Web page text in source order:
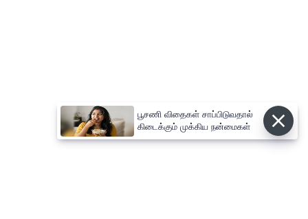
பூசணி விதைகள் சாப்பிடுவதால்
கிடைக்கும் முக்கிய நன்மைகள்